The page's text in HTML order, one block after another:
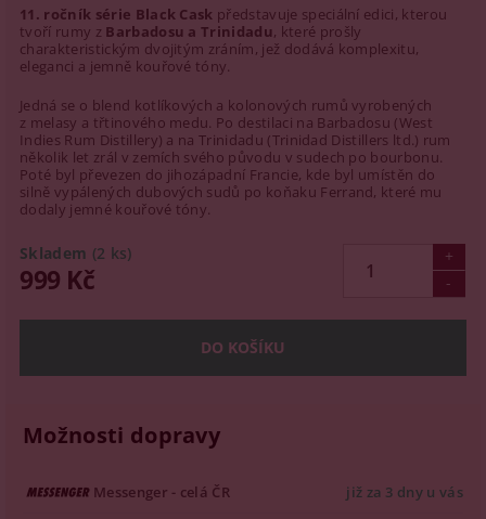
11. ročník série Black Cask představuje speciální edici, kterou
tvoří rumy z Barbadosu a Trinidadu, které prošly
charakteristickým dvojitým zráním, jež dodává komplexitu,
eleganci a jemně kouřové tóny.
Jedná se o blend kotlíkových a kolonových rumů vyrobených
z melasy a třtinového medu. Po destilaci na Barbadosu (West
Indies Rum Distillery) a naTrinidadu (Trinidad Distillers ltd.) rum
několik let zrál v zemích svého původu v sudech po bourbonu.
Poté byl převezen do jihozápadní Francie, kde byl umístěn do
silně vypálených dubových sudů po koňaku Ferrand, které mu
dodaly jemné kouřové tóny.
Skladem (2 ks)
999 Kč
Možnosti dopravy
Messenger - celá ČR již za 3 dny u vás